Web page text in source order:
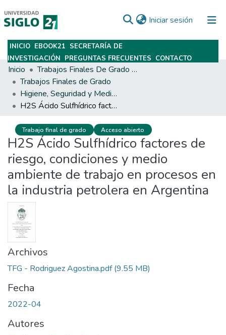
Iniciar sesión (current)
Subir
INICIO EBOOK21 SECRETARÍA DE
INVESTIGACIÓN PREGUNTAS FRECUENTES CONTACTO
Inicio
Trabajos Finales De Grado Y Posgrado
Trabajos Finales de Grado
Higiene, Seguridad y Medio Ambiente del Trabajo
H2S Ácido Sulfhídrico factores de riesgo, condiciones y medio ambiente de trabajo en procesos en la industria petrolera en Argentina
Trabajo final de grado Acceso abierto
H2S Ácido Sulfhídrico factores de
riesgo, condiciones y medio
ambiente de trabajo en procesos en
la industria petrolera en Argentina
Archivos
TFG - Rodriguez Agostina.pdf(9.55 MB)
Fecha
2022-04
Autores